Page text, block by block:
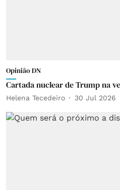
Opinião DN
Cartada nuclear de Trump na
Helena Tecedeiro 30 Jul 2026